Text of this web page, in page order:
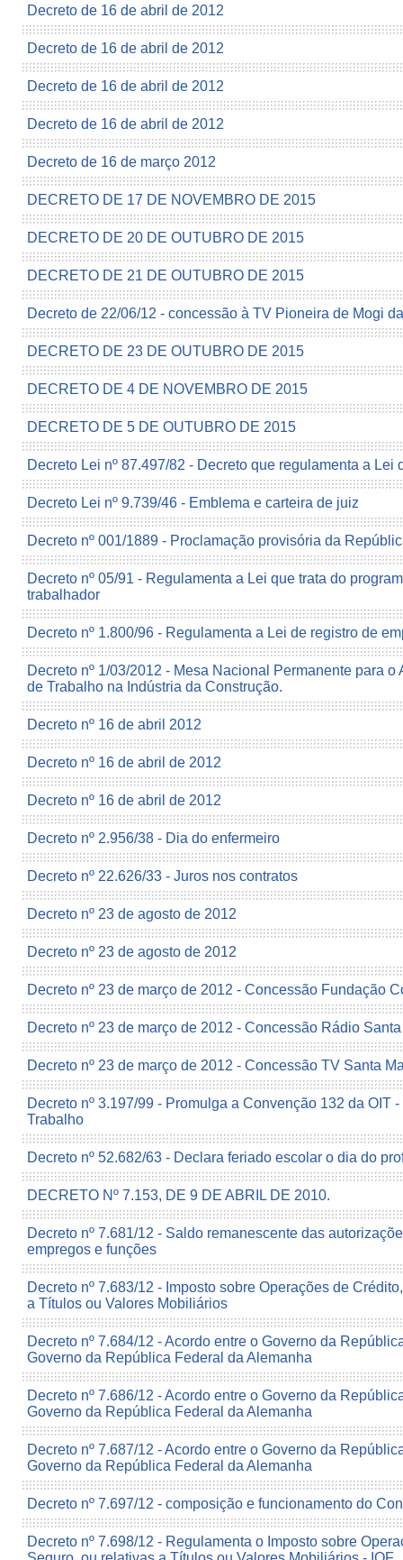
Decreto de 16 de abril de 2012
Decreto de 16 de abril de 2012
Decreto de 16 de abril de 2012
Decreto de 16 de abril de 2012
Decreto de 16 de março 2012
DECRETO DE 17 DE NOVEMBRO DE 2015
DECRETO DE 20 DE OUTUBRO DE 2015
DECRETO DE 21 DE OUTUBRO DE 2015
Decreto de 22/06/12 - concessão à TV Pioneira de Mogi
DECRETO DE 23 DE OUTUBRO DE 2015
DECRETO DE 4 DE NOVEMBRO DE 2015
DECRETO DE 5 DE OUTUBRO DE 2015
Decreto Lei nº 87.497/82 - Decreto que regulamenta a Lei
Decreto Lei nº 9.739/46 - Emblema e carteira de juiz
Decreto nº 001/1889 - Proclamação provisória da
Decreto nº 05/91 - Regulamenta a Lei que trata do
trabalhador
Decreto nº 1.800/96 - Regulamenta a Lei de registro de
Decreto nº 1/03/2012 - Mesa Nacional Permanente para
de Trabalho na Indústria da Construção.
Decreto nº 16 de abril 2012
Decreto nº 16 de abril de 2012
Decreto nº 16 de abril de 2012
Decreto nº 2.956/38 - Dia do enfermeiro
Decreto nº 22.626/33 - Juros nos contratos
Decreto nº 23 de agosto de 2012
Decreto nº 23 de agosto de 2012
Decreto nº 23 de março de 2012 - Concessão Fundação
Decreto nº 23 de março de 2012 - Concessão Rádio
Decreto nº 23 de março de 2012 - Concessão TV Santa
Decreto nº 3.197/99 - Promulga a Convenção 132 da OIT
Trabalho
Decreto nº 52.682/63 - Declara feriado escolar o dia do
DECRETO Nº 7.153, DE 9 DE ABRIL DE 2010.
Decreto nº 7.681/12 - Saldo remanescente das
empregos e funções
Decreto nº 7.683/12 - Imposto sobre Operações de
a Títulos ou Valores Mobiliários
Decreto nº 7.684/12 - Acordo entre o Governo da
Governo da República Federal da Alemanha
Decreto nº 7.686/12 - Acordo entre o Governo da
Governo da República Federal da Alemanha
Decreto nº 7.687/12 - Acordo entre o Governo da
Governo da República Federal da Alemanha
Decreto nº 7.697/12 - composição e funcionamento do
Decreto nº 7.698/12 - Regulamenta o Imposto sobre